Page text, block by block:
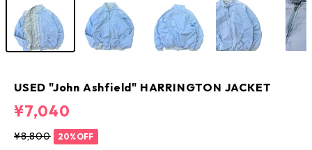
USED "John Ashfield" HARRINGTON JACKET
¥7,040
¥8,800
20%OFF